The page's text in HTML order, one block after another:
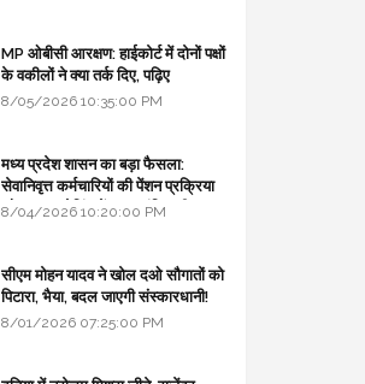
MP ओबीसी आरक्षण: हाईकोर्ट में दोनों पक्षों
के वकीलों ने क्या तर्क दिए, पढ़िए
8/05/2026 10:35:00 PM
मध्य प्रदेश शासन का बड़ा फैसला:
सेवानिवृत्त कर्मचारियों की पेंशन प्रक्रिया
और बजट कोडिंग में हुए क्रांतिकारी
8/04/2026 10:20:00 PM
सीएम मोहन यादव ने खोल दओ सौगातों को
पिटारा, भैया, बदल जाएगी संस्कारधानी!
8/01/2026 07:25:00 PM